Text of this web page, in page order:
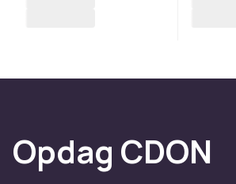
Opdag CDON